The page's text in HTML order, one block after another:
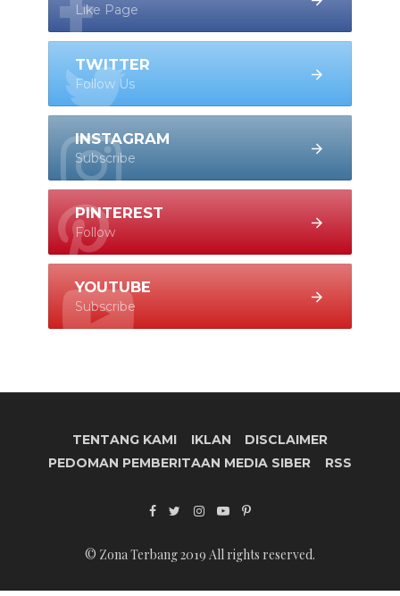
Like Page
TWITTER
Follow Us
INSTAGRAM
Subscribe
PINTEREST
Follow
YOUTUBE
Subscribe
TENTANG KAMI IKLAN
DISCLAIMER
PEDOMAN PEMBERITAAN MEDIA SIBER
RSS
© Zona Terbang 2019 All rights reserved.